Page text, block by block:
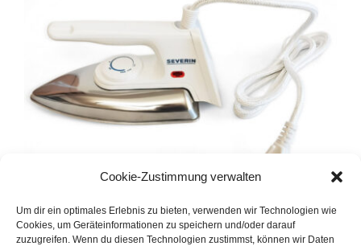
Cookie-Zustimmung verwalten
Um dir ein optimales Erlebnis zu bieten, verwenden wir Technologien wie
Cookies, um Geräteinformationen zu speichern und/oder darauf
zuzugreifen. Wenn du diesen Technologien zustimmst, können wir Daten
Bügeleisen – Trockenbügeleisen 175 Watt